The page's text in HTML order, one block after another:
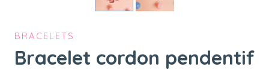
BRACELETS
Bracelet cordon pendentif